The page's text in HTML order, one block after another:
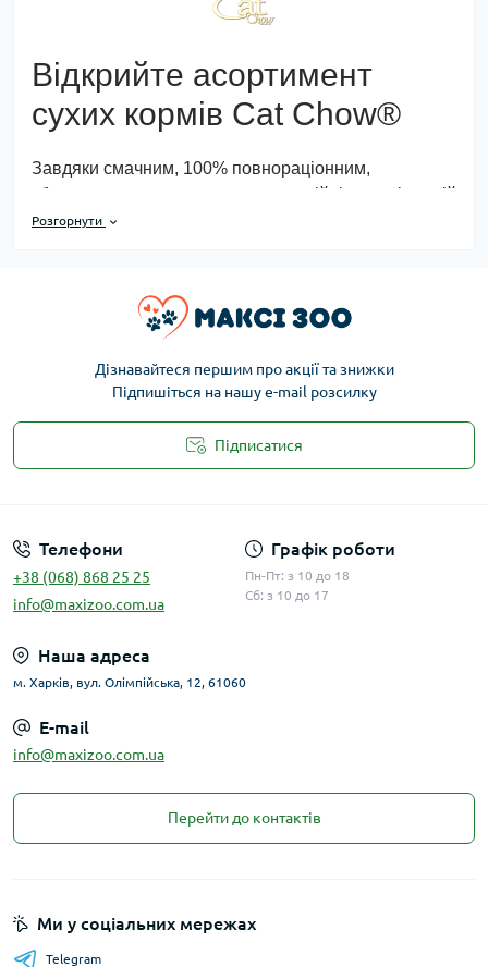
Відкрийте асортимент
сухих кормів Cat Chow®
Завдяки смачним, 100% повнораціонним,
збалансованим рецептурам та новій формулі, в якій
50%* протеїнів в сухих кормах складає тваринний
саме вам, обираючи з нашого асортименту для
кошенят, дорослих, стерилізованих котів або для
Відкрийте асортимент
консервованих кормів Cat
Спираючись на наш досвід у галузі харчування
котів з 1926 року, ми розробили повнораціонний,
збалансований корм Purina® CAT CHOW®, який
містить все необхідне для того, щоб ваш кіт мав
яке підходить саме вам, обираючи з нашого
асортименту для кошенят, дорослих,
стерилізованих котів або для особливих потреб.
Розгорнути
Дізнавайтеся першим про акції та знижки
Підпишіться на нашу e-mail розсилку
Підписатися
Телефони
+38 (068) 868 25 25
info@maxizoo.com.ua
Графік роботи
Пн-Пт: з 10 до 18
Сб: з 10 до 17
Наша адреса
м. Харків, вул. Олімпійська, 12, 61060
E-mail
info@maxizoo.com.ua
Перейти до контактів
Ми у соціальних мережах
Telegram